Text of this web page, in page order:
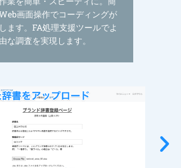
画面操作でコーディングが
ます。FA処理支援ツールでよ
な調査を実現します。